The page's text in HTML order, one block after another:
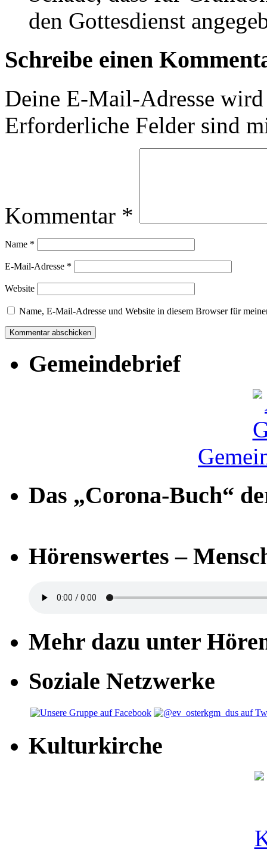
den Gottesdienst
Schreibe einen
Deine E-Mail-Adresse
Erforderliche Felder sind
Kommentar *
Name *
E-Mail-Adresse *
Website
Name, E-Mail-Adresse und Website in diesem Browser für
Gemeindebrief
Das „Corona-Buch“
Hörenswertes –
Mehr dazu unter
Soziale Netzwerke
Kulturkirche